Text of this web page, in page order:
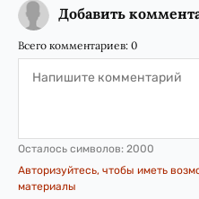
Добавить
Всего комментариев: 0
Осталось символов: 2000
Авторизуйтесь, чтобы иметь
материалы